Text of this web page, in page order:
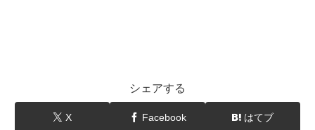
シェアする
X Facebook はてブ